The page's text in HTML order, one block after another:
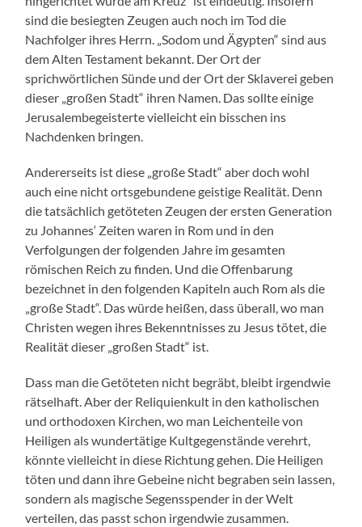
sind die besiegten Zeugen auch noch im Tod die
Nachfolger ihres Herrn. „Sodom und Ägypten“ sind aus
dem Alten Testament bekannt. Der Ort der
sprichwörtlichen Sünde und der Ort der Sklaverei geben
dieser „großen Stadt“ ihren Namen. Das sollte einige
Jerusalembegeisterte vielleicht ein bisschen ins
Nachdenken bringen.
Andererseits ist diese „große Stadt“ aber doch wohl
auch eine nicht ortsgebundene geistige Realität. Denn
die tatsächlich getöteten Zeugen der ersten Generation
zu Johannes‘ Zeiten waren in Rom und in den
Verfolgungen der folgenden Jahre im gesamten
römischen Reich zu finden. Und die Offenbarung
bezeichnet in den folgenden Kapiteln auch Rom als die
„große Stadt“. Das würde heißen, dass überall, wo man
Christen wegen ihres Bekenntnisses zu Jesus tötet, die
Realität dieser „großen Stadt“ ist.
Dass man die Getöteten nicht begräbt, bleibt irgendwie
rätselhaft. Aber der Reliquienkult in den katholischen
und orthodoxen Kirchen, wo man Leichenteile von
Heiligen als wundertätige Kultgegenstände verehrt,
könnte vielleicht in diese Richtung gehen. Die Heiligen
töten und dann ihre Gebeine nicht begraben sein lassen,
sondern als magische Segensspender in der Welt
verteilen, das passt schon irgendwie zusammen.